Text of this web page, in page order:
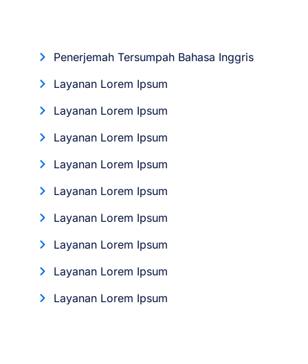
Penerjemah Tersumpah Bahasa Inggris
Layanan Lorem Ipsum
Layanan Lorem Ipsum
Layanan Lorem Ipsum
Layanan Lorem Ipsum
Layanan Lorem Ipsum
Layanan Lorem Ipsum
Layanan Lorem Ipsum
Layanan Lorem Ipsum
Layanan Lorem Ipsum